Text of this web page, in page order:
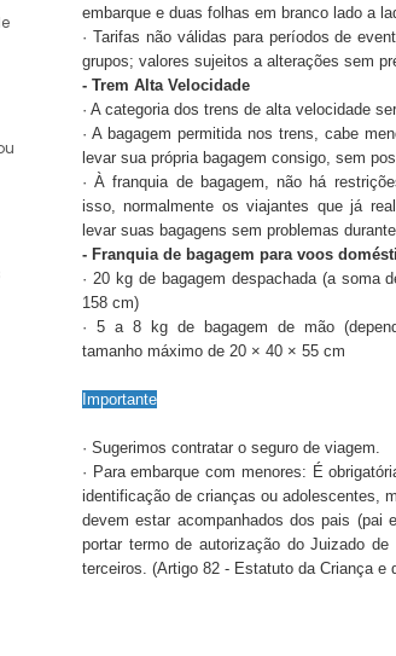
embarque e duas folhas em branco lado a
· Tarifas não válidas para períodos de
grupos; valores sujeitos a alterações sem
- Trem Alta Velocidade
· A categoria dos trens de alta velocidade
· A bagagem permitida nos trens, cabe
levar sua própria bagagem consigo, sem
· À franquia de bagagem, não há
isso, normalmente os viajantes que já
levar suas bagagens sem problemas
- Franquia de bagagem para voos
· 20 kg de bagagem despachada (a soma
158 cm)
· 5 a 8 kg de bagagem de mão
tamanho máximo de 20 × 40 × 55 cm
Importante
· Sugerimos contratar o seguro de viagem.
· Para embarque com menores: É
identificação de crianças ou adolescentes,
devem estar acompanhados dos pais (pai
portar termo de autorização do Juizado
terceiros. (Artigo 82 - Estatuto da Criança e